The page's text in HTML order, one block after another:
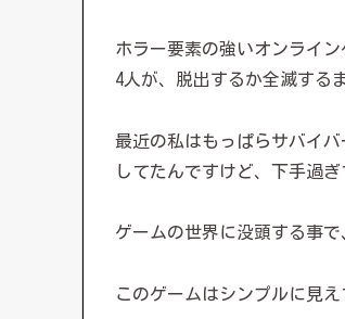
ホラー要素の強いオンライ
4人が、脱出するか全滅する
最近の私はもっぱらサバイ
してたんですけど、下手過
ゲームの世界に没頭する事
このゲームはシンプルに見